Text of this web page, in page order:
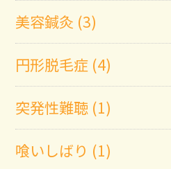
美容鍼灸 (3)
円形脱毛症 (4)
突発性難聴 (1)
喰いしばり (1)